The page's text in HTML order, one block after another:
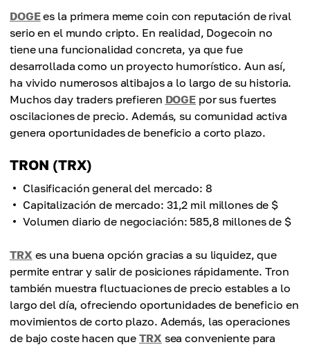
DOGEes la primera meme coin con reputación de rival
serio en el mundo cripto. En realidad, Dogecoin no
tiene una funcionalidad concreta, ya que fue
desarrollada como un proyecto humorístico. Aun así,
ha vivido numerosos altibajos a lo largo de su historia.
Muchos day traders prefieren DOGE por sus fuertes
oscilaciones de precio. Además, su comunidad activa
genera oportunidades de beneficio a corto plazo.
TRON (TRX)
Clasificación general del mercado: 8
Capitalización de mercado: 31,2 mil millones de $
Volumen diario de negociación: 585,8 millones de $
TRX es una buena opción gracias a su liquidez, que
permite entrar y salir de posiciones rápidamente. Tron
también muestra fluctuaciones de precio estables a lo
largo del día, ofreciendo oportunidades de beneficio en
movimientos de corto plazo. Además, las operaciones
de bajo coste hacen queTRX sea conveniente para